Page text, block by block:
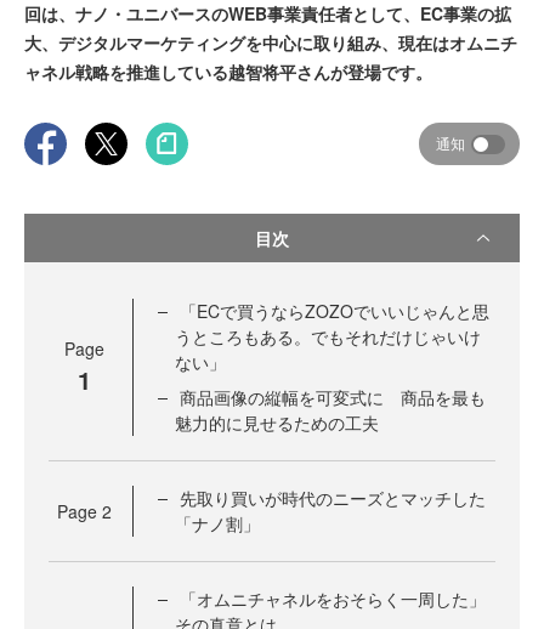
回は、ナノ・ユニバースのWEB事業責任者として、EC事業の拡
大、デジタルマーケティングを中心に取り組み、現在はオムニチ
ャネル戦略を推進している越智将平さんが登場です。
通知
目次
Page
1
「ECで買うならZOZOでいいじゃんと思
うところもある。でもそれだけじゃいけ
ない」
商品画像の縦幅を可変式に 商品を最も
魅力的に見せるための工夫
Page 2
先取り買いが時代のニーズとマッチした
「ナノ割」
「オムニチャネルをおそらく一周した」